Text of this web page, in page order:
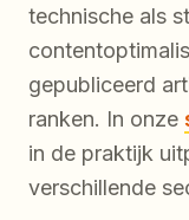
technische als
gepubliceerd
ranken. In onze
in de praktijk
verschillende